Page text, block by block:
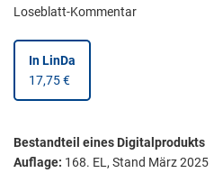
Loseblatt-Kommentar
In LinDa
17,75 €
Bestandteil eines Digitalprodukts
Auflage: 168. EL, Stand März 2025